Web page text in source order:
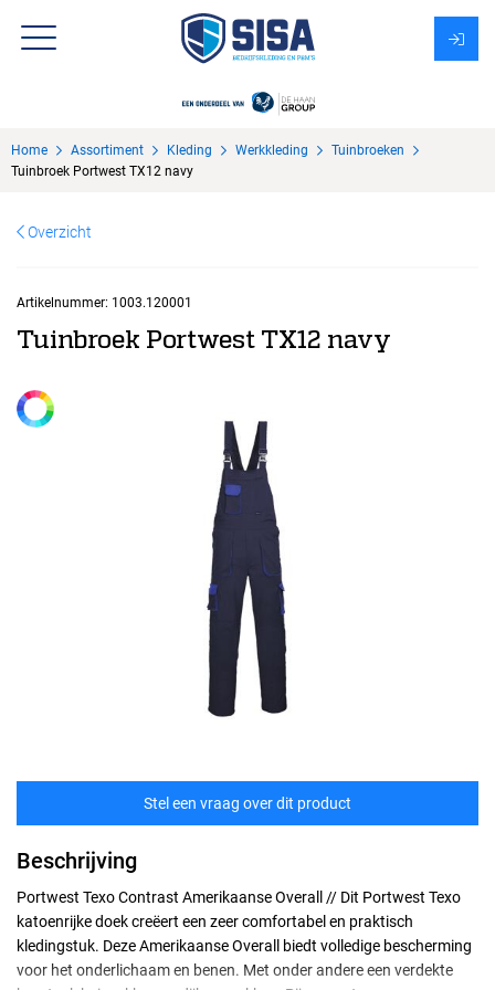
Over Sisa
Home Assortiment Kleding Werkkleding
Tuinbroeken
Tuinbroek Portwest TX12 navy
Overzicht
Artikelnummer: 1003.120001
Tuinbroek Portwest TX12 navy
Stel een vraag over dit product
Beschrijving
Portwest Texo Contrast Amerikaanse Overall // Dit Portwest Texo
katoenrijke doek creëert een zeer comfortabel en praktisch
kledingstuk. Deze Amerikaanse Overall biedt volledige bescherming
voor het onderlichaam en benen. Met onder andere een verdekte